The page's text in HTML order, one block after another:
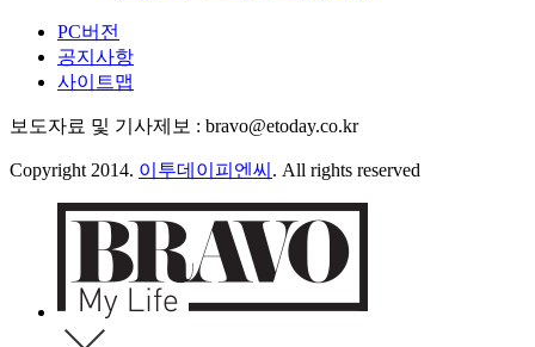
PC버전
공지사항
사이트맵
보도자료 및 기사제보 : bravo@etoday.co.kr
Copyright 2014. 이투데이피엔씨 . All rights reserved